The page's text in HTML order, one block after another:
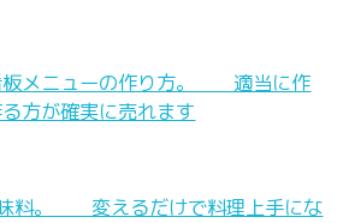
板メニューの作り方。 適当に作
方が確実に売れます
料。 変えるだけで料理上手にな